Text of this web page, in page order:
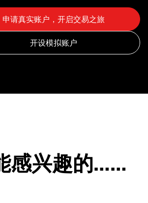
感兴趣的……